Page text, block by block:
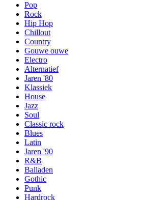
Pop
Rock
Hip Hop
Chillout
Country
Gouwe ouwe
Electro
Alternatief
Jaren '80
Klassiek
House
Jazz
Soul
Classic rock
Blues
Latin
Jaren '90
R&B
Balladen
Gothic
Punk
Hardrock